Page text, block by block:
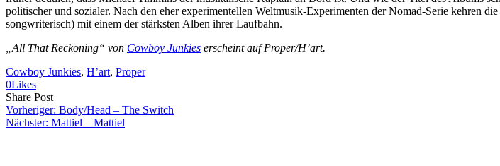
politischer und sozialer. Nach den eher experimentellen Weltmusik-Experimenten der Nomad-Serie kehren
songwriterisch) mit einem der stärksten Alben ihrer Laufbahn.
„All That Reckoning“ von Cowboy Junkies erscheint auf Proper/H’art.
Cowboy Junkies, H’art, Proper
0Likes
Share PostShare
on
Facebook
Copy
URL
to
Send
Link
via
Vorheriger: Body/Head – The Switch
Nächster: Mattiel – Mattiel